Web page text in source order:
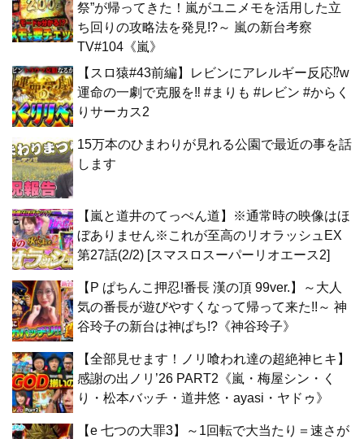
祭”が帰ってきた！嵐がユニメモを活用した立
ち回りの攻略法を発見!?～ 嵐の新台考察
TV#104《嵐》
【スロ猿#43前編】レビンにアレルギー反応⁉w
運命の一劇で克服を‼ #まりも #レビン #からく
りサーカス2
15万本のひまわりが見れる公園で最近の事を話
します
【嵐と道井のてっぺん道】※通常時の映像はほ
ぼありません※これが至高のリオラッシュEX
第27話(2/2) [スマスロスーパーリオエース2]
【P ぱちんこ押忍!番長 漢の頂 99ver.】～大人
気の番長が遊びやすくなって帰って来た!!～ 神
谷玲子の新台は神ぱち!?《神谷玲子》
【全部見せます！ノリ喰われ達の超絶神ヒキ】
感謝の出ノリ’26 PART2《嵐・梅屋シン・く
り・松本バッチ・道井悠・ayasi・ヤドゥ》
【e 七つの大罪3】～1回転で大当たり＝速さが